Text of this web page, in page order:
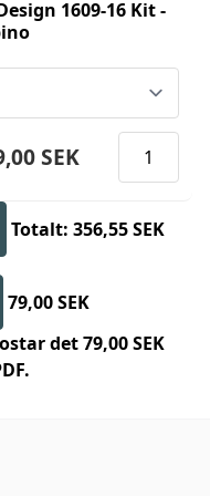
1609-16 Kit -
SEK
Totalt: 356,55 SEK
79,00 SEK
det 79,00 SEK